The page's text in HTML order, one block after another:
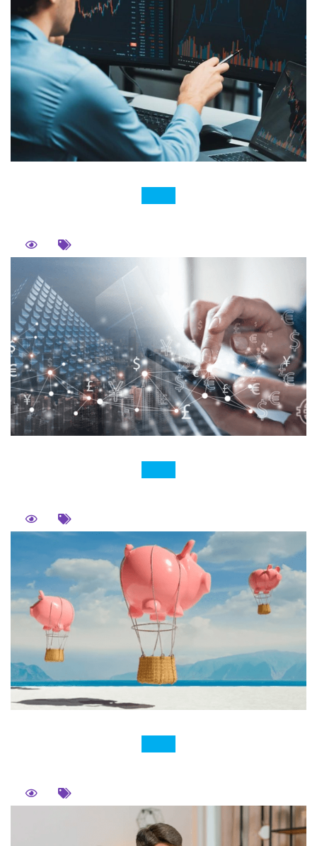
2025-06-13 448人 個股期貨
股期貨又稱為股票期貨，股票期貨指的是以特定股票為
標的，在期貨交易所可供交易的期貨商品，因此個股期
貨不是股票而是期貨，千萬不要把股票期貨跟股票搞混
了，舉例來說，個股期貨標的都是特定股票，如台積電
個股期貨、長榮個股期貨、聯電個股期貨等商品，都屬
於個股期貨。 個股期貨不需要像股票一樣必須準備對應
成交價的資金來交割股票，只要準備與對應的股票市值
相應的...
閱讀更多
金融期貨是什麼？金融期貨1口多少錢？金
融期貨交易時間是幾點？
2025-06-12 366人 金融期貨
融期貨是一種衍生性金融商品，嚴格來說，金融期貨泛
指所有金融類別股票期貨，但目前在台灣如果講到金融